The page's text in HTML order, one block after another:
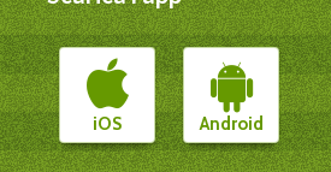
iOS Android